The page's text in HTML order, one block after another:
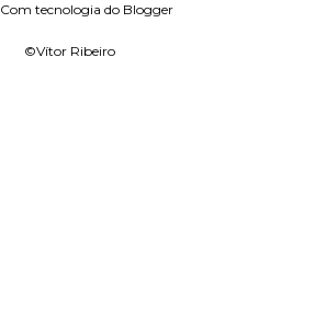
Com tecnologia do Blogger
©Vítor Ribeiro